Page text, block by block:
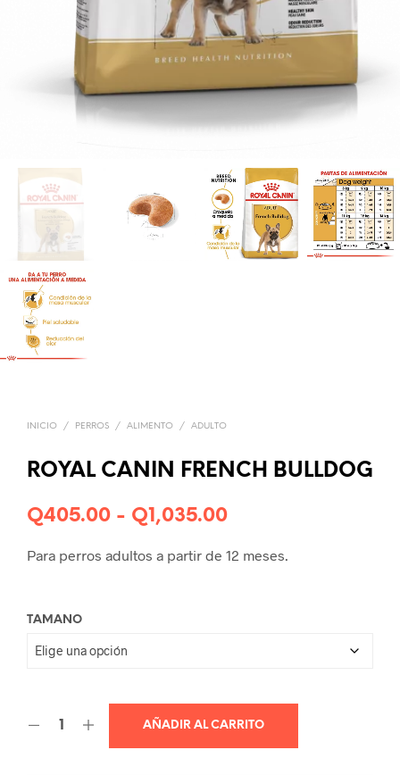
INICIO / PERROS / ALIMENTO / ADULTO
ROYAL CANIN FRENCH BULLDOG
Q405.00 - Q1,035.00Rango
Para perros adultos a partir de 12 meses.
TAMANO
AÑADIR AL CARRITO